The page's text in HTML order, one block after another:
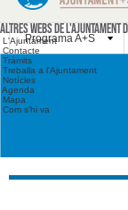
Altres webs
Altres webs de l'Ajuntament
L'Ajuntament
Contacte
Tràmits
Treballa a l'Ajuntament
Notícies
Agenda
Mapa
Com s'hi va
Programa A+S